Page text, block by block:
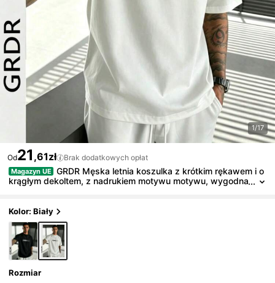
1/17
Od21 ,61zł Brak dodatkowych opłat
Magazyn UE
GRDR Męska letnia koszulka z krótkim rękawem i o
krągłym dekoltem, z nadrukiem motywu motywu, wygodna
Kolor: Biały
Rozmiar